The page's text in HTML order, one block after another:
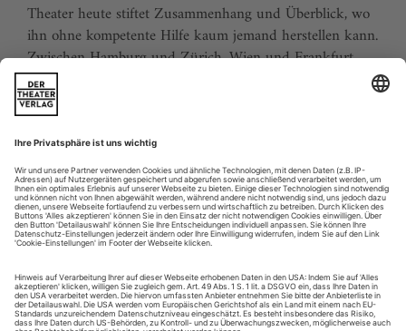
Theater heute stiftet Zusammenhang und Überblick, wo
ihn ohne kompetente Hilfe kaum jemand herstellen kann.
Zwischen Hamburg und Zürich, Wien und Frankfurt,
Jena und Aachen gibt es wie nirgends auf der Welt eine
dichte, vielfältige und produktive Theaterszene. Mit
Theater heute sind Sie jederzeit über die wichtigsten
Ereignisse informiert. Theater heute erscheint 12-mal im
Jahr mit einem Doppelheft im Juli und dem Jahrbuch im
August.
Sie erhalten Zugang zum Online-Archiv von Theater
heute und können sowohl das aktuelle ePaper als auch
das ePaper-Archiv über Ihren Account auf www.der-
theaterverlag.de einsehen. Zugang zur App auf Anfrage.
Das Abonnement hat eine Laufzeit von einem Monat und
verlängert sich jeweils um einen weiteren Monat, sofern